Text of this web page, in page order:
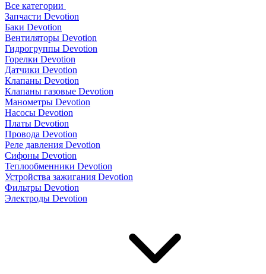
Все категории
Запчасти Devotion
Баки Devotion
Вентиляторы Devotion
Гидрогруппы Devotion
Горелки Devotion
Датчики Devotion
Клапаны Devotion
Клапаны газовые Devotion
Манометры Devotion
Насосы Devotion
Платы Devotion
Провода Devotion
Реле давления Devotion
Сифоны Devotion
Теплообменники Devotion
Устройства зажигания Devotion
Фильтры Devotion
Электроды Devotion